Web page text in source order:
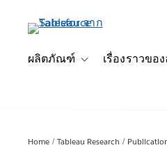
เนื้อหาผลิตภัณฑ์
Toggle sub-
เรื่องราวขอ
Home Tableau Research